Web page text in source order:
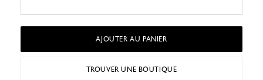
AJOUTER AU PANIER
TROUVER UNE BOUTIQUE